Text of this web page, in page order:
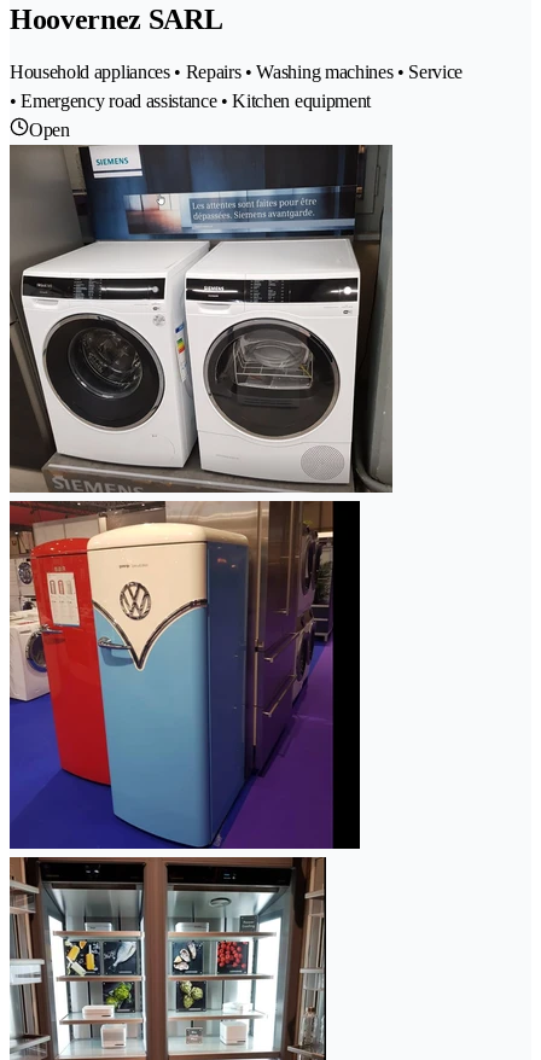
Hoovernez SARL
Household appliances • Repairs • Washing machines • Service
• Emergency road assistance • Kitchen equipment
Open